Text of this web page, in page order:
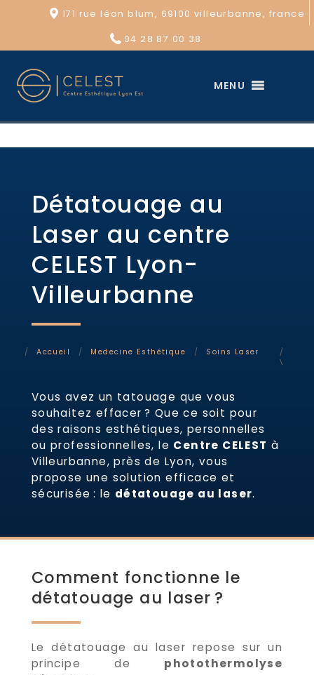
171 rue léon blum, 69100 villeurbanne, france
04 28 87 00 38
MENU
Détatouage au
Laser au centre
CELEST Lyon-
Villeurbanne
Accueil Medecine Esthétique Soins Laser
Vous avez un tatouage que vous
souhaitez effacer ? Que ce soit pour
des raisons esthétiques, personnelles
ou professionnelles, le Centre CELEST à
Villeurbanne, près de Lyon, vous
propose une solution efficace et
sécurisée : le détatouage au laser.
Comment fonctionne le
détatouage au laser ?
Le détatouage au laser repose sur un
principe de photothermolyse